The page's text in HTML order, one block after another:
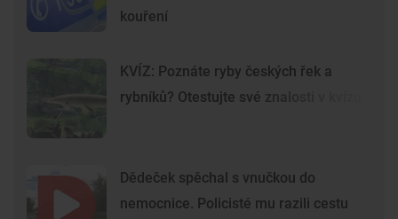
kouření
KVÍZ: Poznáte ryby českých řek a
rybníků? Otestujte své znalosti v kvízu
Dědeček spěchal s vnučkou do
nemocnice. Policisté mu razili cestu